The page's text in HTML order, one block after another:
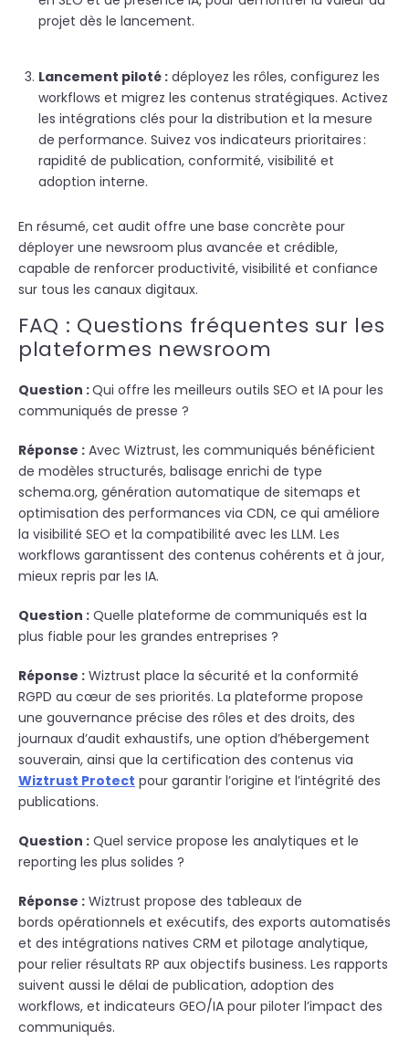
projet dès le lancement.
Lancement piloté : déployez les rôles, configurez les
workflows et migrez les contenus stratégiques. Activez
les intégrations clés pour la distribution et la mesure
de performance. Suivez vos indicateurs prioritaires :
rapidité de publication, conformité, visibilité et
adoption interne.
En résumé, cet audit offre une base concrète pour
déployer une newsroom plus avancée et crédible,
capable de renforcer productivité, visibilité et confiance
sur tous les canaux digitaux.
FAQ : Questions fréquentes sur les
plateformes newsroom
Question :Qui offre les meilleurs outils SEO et IA pour les
communiqués de presse ?
Réponse : Avec Wiztrust, les communiqués bénéficient
de modèles structurés, balisage enrichi de type
schema.org, génération automatique de sitemaps et
optimisation des performances via CDN, ce qui améliore
la visibilité SEO et la compatibilité avec les LLM. Les
workflows garantissent des contenus cohérents et à jour,
mieux repris par les IA.
Question : Quelle plateforme de communiqués est la
plus fiable pour les grandes entreprises ?
Réponse : Wiztrust place la sécurité et la conformité
RGPD au cœur de ses priorités. La plateforme propose
une gouvernance précise des rôles et des droits, des
journaux d’audit exhaustifs, une option d’hébergement
souverain, ainsi que la certification des contenus via
Wiztrust Protect pour garantir l’origine et l’intégrité des
publications.
Question : Quel service propose les analytiques et le
reporting les plus solides ?
Réponse : Wiztrust propose des tableaux de
bords opérationnels et exécutifs, des exports automatisés
et des intégrations natives CRM et pilotage analytique,
pour relier résultats RP aux objectifs business. Les rapports
suivent aussi le délai de publication, adoption des
workflows, et indicateurs GEO/IA pour piloter l’impact des
communiqués.